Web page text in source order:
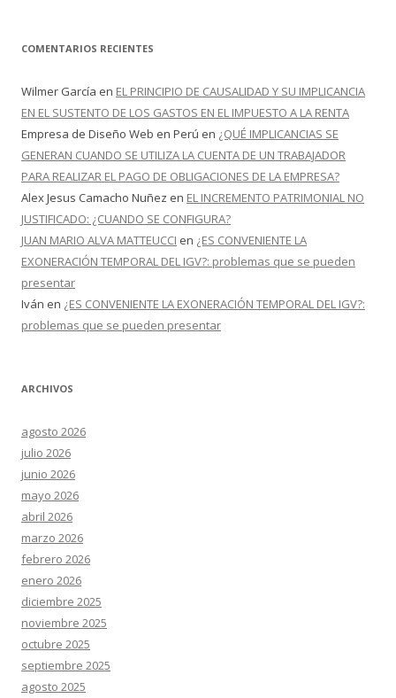
COMENTARIOS RECIENTES
Wilmer García en EL PRINCIPIO DE CAUSALIDAD Y SU IMPLICANCIA
EN EL SUSTENTO DE LOS GASTOS EN EL IMPUESTO A LA RENTA
Empresa de Diseño Web en Perú en ¿QUÉ IMPLICANCIAS SE
GENERAN CUANDO SE UTILIZA LA CUENTA DE UN TRABAJADOR
PARA REALIZAR EL PAGO DE OBLIGACIONES DE LA EMPRESA?
Alex Jesus Camacho Nuñez en EL INCREMENTO PATRIMONIAL NO
JUSTIFICADO: ¿CUANDO SE CONFIGURA?
JUAN MARIO ALVA MATTEUCCI en ¿ES CONVENIENTE LA
EXONERACIÓN TEMPORAL DEL IGV?: problemas que se pueden
presentar
Iván en ¿ES CONVENIENTE LA EXONERACIÓN TEMPORAL DEL IGV?:
problemas que se pueden presentar
ARCHIVOS
agosto 2026
julio 2026
junio 2026
mayo 2026
abril 2026
marzo 2026
febrero 2026
enero 2026
diciembre 2025
noviembre 2025
octubre 2025
septiembre 2025
agosto 2025